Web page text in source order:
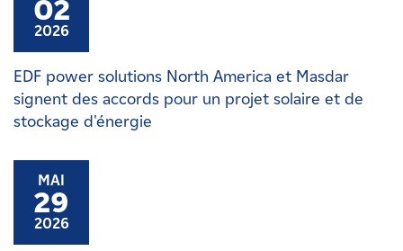
02
2026
EDF power solutions North America et Masdar
signent des accords pour un projet solaire et de
stockage d'énergie
MAI
29
2026